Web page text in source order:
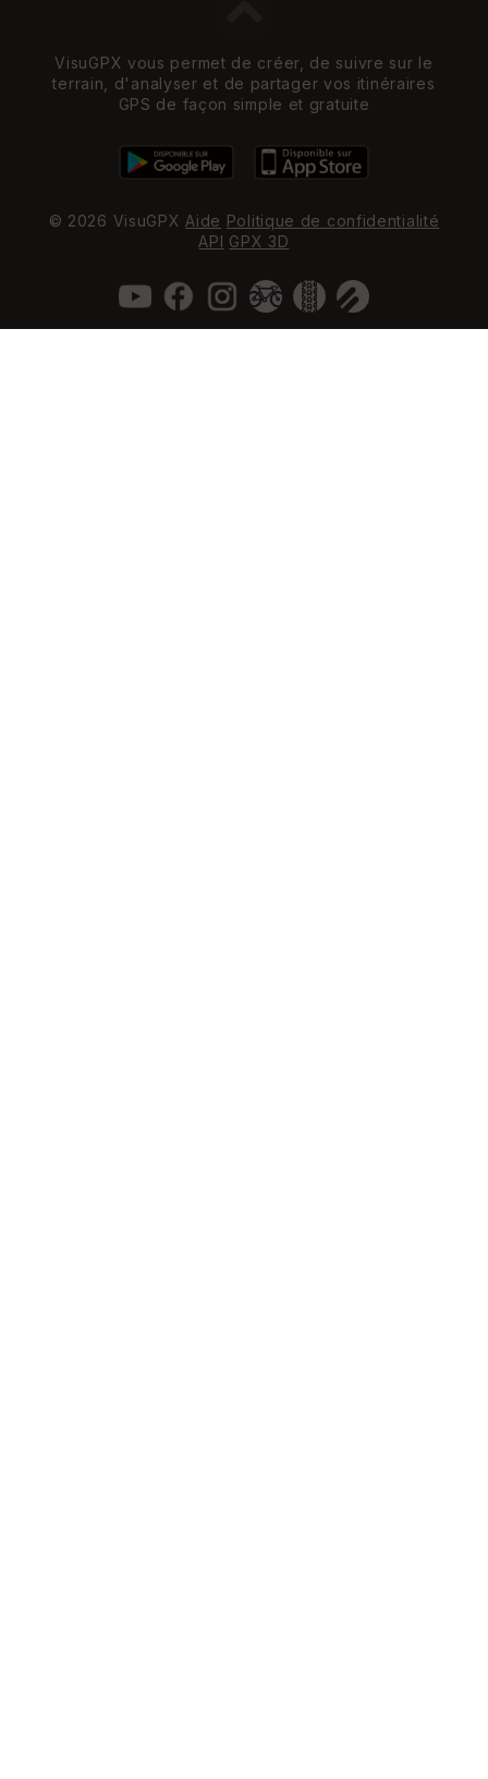
VisuGPX vous permet de créer, de suivre sur le
terrain, d'analyser et de partager vos itinéraires
GPS de façon simple et gratuite
© 2026 VisuGPX Aide Politique de confidentialité
API GPX 3D